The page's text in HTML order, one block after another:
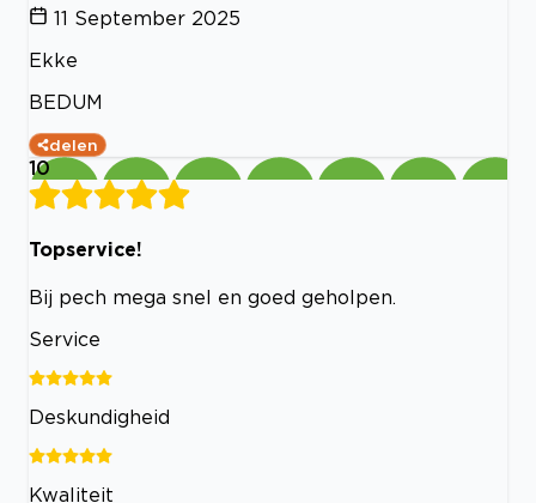
11 September 2025
Ekke
BEDUM
delen
10
Topservice!
Bij pech mega snel en goed geholpen.
Service
Deskundigheid
Kwaliteit